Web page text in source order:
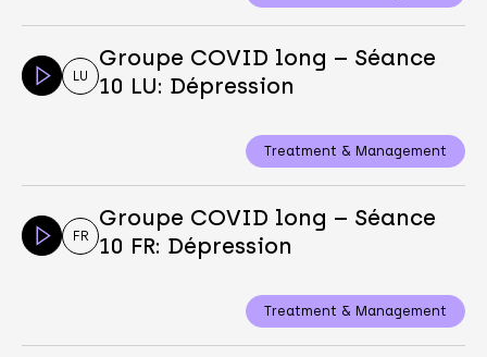
LU
Groupe COVID long – Séance
10 LU: Dépression
Treatment & Management
FR
Groupe COVID long – Séance
10 FR: Dépression
Treatment & Management